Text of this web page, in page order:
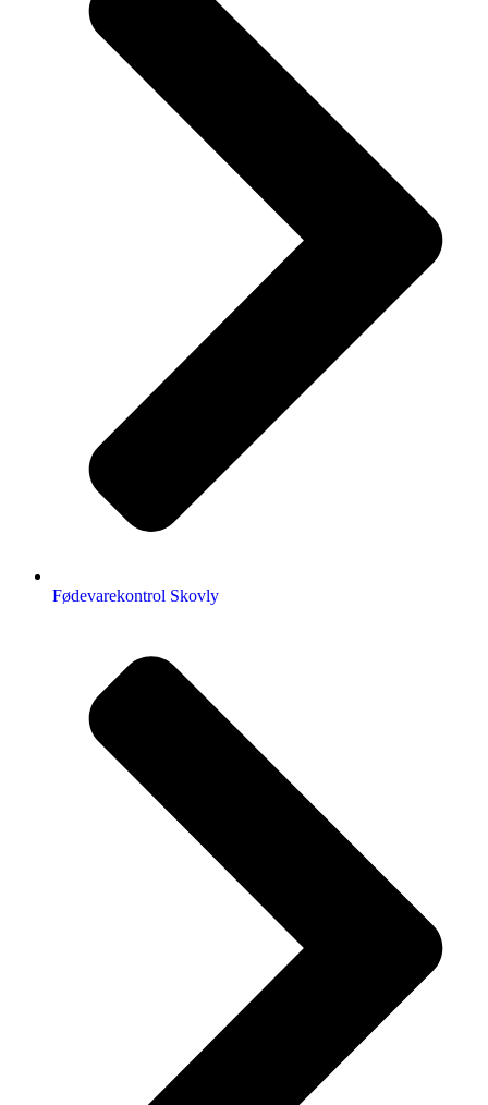
Fødevarekontrol Skovly